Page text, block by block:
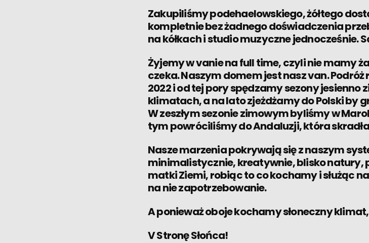
Zakupiliśmy podehaelowskiego, żółtego
kompletnie bez żadnego doświadczenia
na kółkach i studio muzyczne jednocześnie.
Żyjemy w vanie na full time, czyli nie mamy
czeka. Naszym domem jest nasz van.
2022 i od tej pory spędzamy sezony jesienno
klimatach, a na lato zjeżdżamy do Polski by
W zeszłym sezonie zimowym byliśmy w
tym powróciliśmy do Andaluzji, która
Nasze marzenia pokrywają się z naszym
minimalistycznie, kreatywnie, blisko natury,
matki Ziemi, robiąc to co kochamy i służąc
na nie zapotrzebowanie.
A ponieważ oboje kochamy słoneczny
V Stronę Słońca!